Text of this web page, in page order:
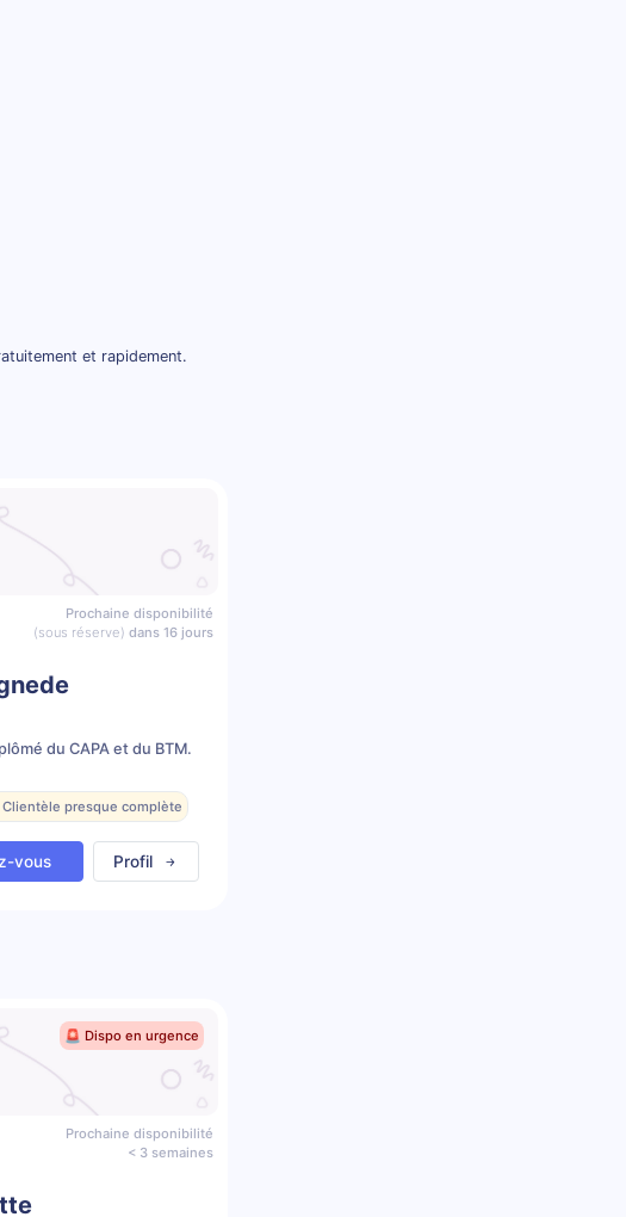
et rapidement.
Prochaine disponibilité
(sous réserve) dans 16 jours
du CAPA et du BTM.
presque complète
vous Profil
🚨 Dispo en urgence
Prochaine disponibilité
< 3 semaines